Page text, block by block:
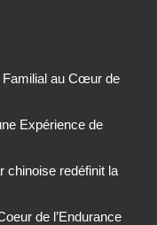
Familial au Cœur de
Expérience de
chinoise redéfinit la
de l’Endurance